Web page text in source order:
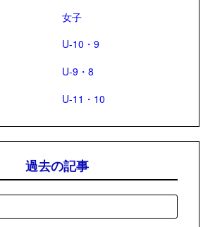
女子
U-10・9
U-9・8
U-11・10
過去の記事